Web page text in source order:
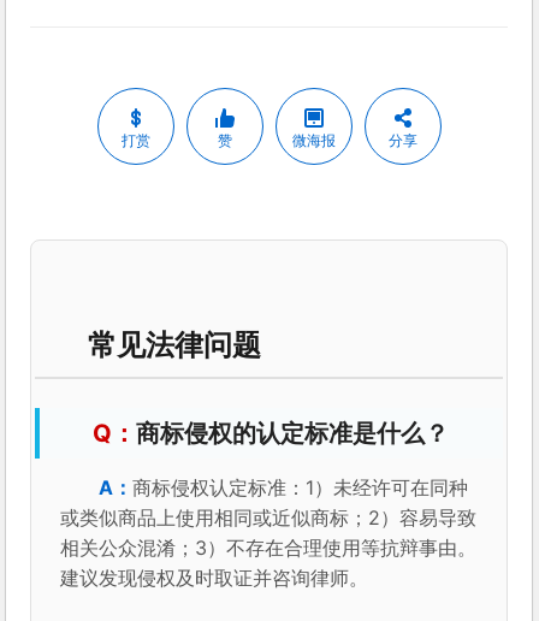
打赏 赞 微海报 分享
常见法律问题
商标侵权的认定标准是什么？
商标侵权认定标准：1）未经许可在同种
或类似商品上使用相同或近似商标；2）容易导致
相关公众混淆；3）不存在合理使用等抗辩事由。
建议发现侵权及时取证并咨询律师。